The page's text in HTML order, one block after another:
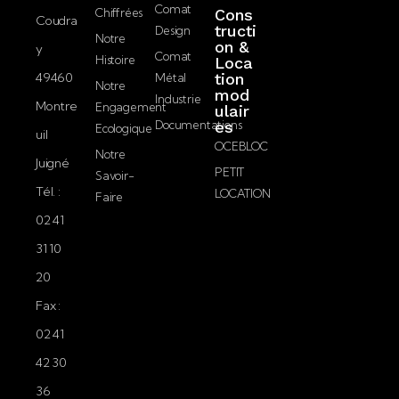
Coudra
y
49460
Montre
uil
Juigné
Tél. :
02 41
31 10
20
Fax :
02 41
42 30
36
Chiffrées
Notre
Histoire
Notre
Engagement
Ecologique
Notre
Savoir-
Faire
Comat
Design
Comat
Métal
Industrie
Documentations
Cons
tructi
on &
Loca
tion
mod
ulair
es
OCEBLOC
PETIT
LOCATION